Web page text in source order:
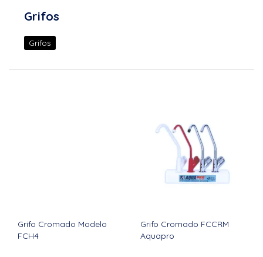
Grifos
Grifos
Grifo Cromado Modelo
FCH4
Grifo Cromado FCCRM
Aquapro